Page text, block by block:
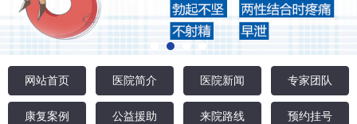
网站首页 医院简介 医院新闻 专家团队
康复案例 公益援助 来院路线 预约挂号